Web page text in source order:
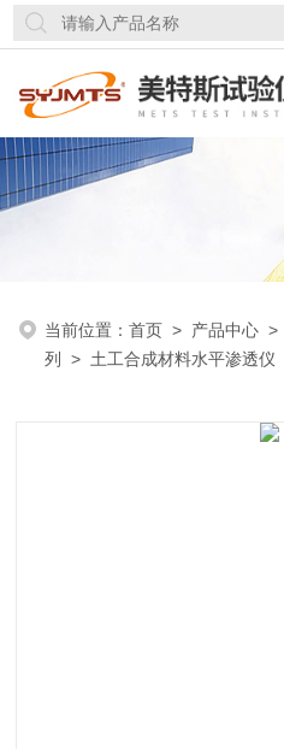
当前位置：首页 > 产品中心 >
列
> 土工合成材料水平渗透仪